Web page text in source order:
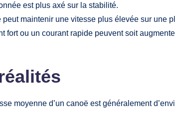
est plus axé sur la stabilité.
maintenir une vitesse plus élevée sur une
fort ou un courant rapide peuvent soit
moyenne d’un canoë est généralement